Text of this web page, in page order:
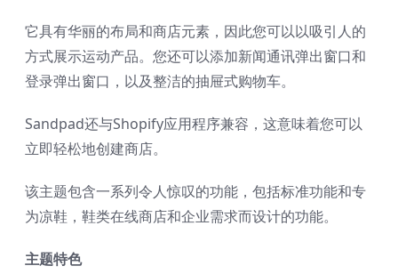
它具有华丽的布局和商店元素，因此您可以以吸引人的
方式展示运动产品。您还可以添加新闻通讯弹出窗口和
登录弹出窗口，以及整洁的抽屉式购物车。
Sandpad还与Shopify应用程序兼容，这意味着您可以
立即轻松地创建商店。
该主题包含一系列令人惊叹的功能，包括标准功能和专
为凉鞋，鞋类在线商店和企业需求而设计的功能。
主题特色